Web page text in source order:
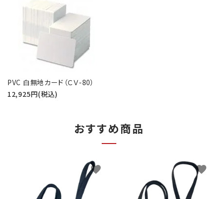
PVC 白無地カード（ＣＶ-80）
12,925円(税込)
おすすめ商品
favorite favorite